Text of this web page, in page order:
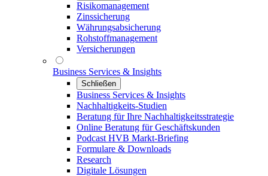
Risikomanagement
Zinssicherung
Währungsabsicherung
Rohstoffmanagement
Versicherungen
Business Services & Insights
Schließen
Business Services & Insights
Nachhaltigkeits-Studien
Beratung für Ihre Nachhaltigkeitsstrategie
Online Beratung für Geschäftskunden
Podcast HVB Markt-Briefing
Formulare & Downloads
Research
Digitale Lösungen